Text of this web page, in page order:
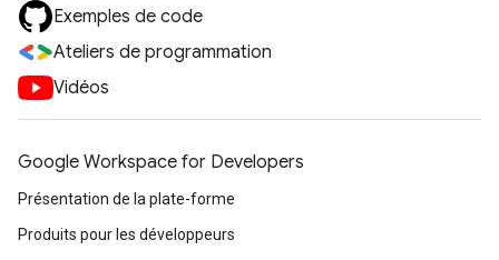
Exemples de code
Ateliers de programmation
Vidéos
Google Workspace for Developers
Présentation de la plate-forme
Produits pour les développeurs